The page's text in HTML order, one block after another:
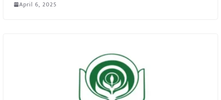
April 6, 2025